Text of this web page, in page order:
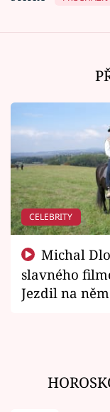
CELEBRITY
slavného
Jezdil na